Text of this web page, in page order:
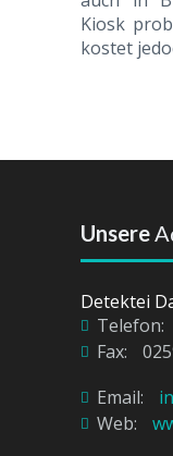
Kiosk
kostet
Unsere
Detektei
Telefon:
Fax:
Email:
Web: